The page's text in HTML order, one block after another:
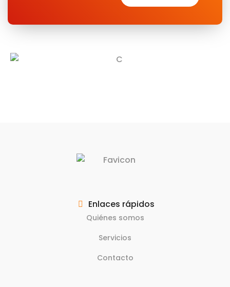
Enlaces rápidos
Quiénes somos
Servicios
Contacto